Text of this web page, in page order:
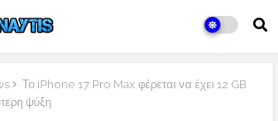
Το iPhone 17 Pro Max φέρεται να έχει 12 GB
ψύξη